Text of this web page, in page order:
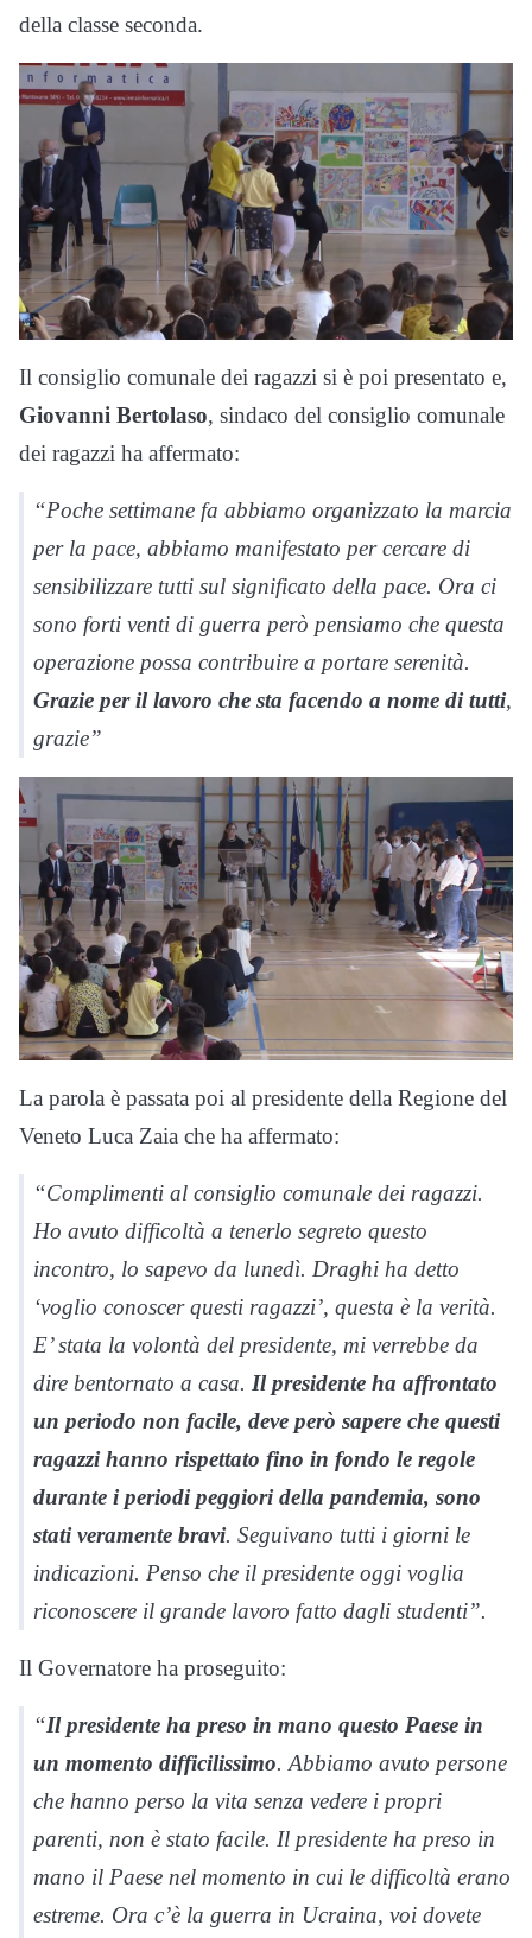
della classe seconda.
Il consiglio comunale dei ragazzi si è poi presentato e,
Giovanni Bertolaso, sindaco del consiglio comunale
dei ragazzi ha affermato:
“Poche settimane fa abbiamo organizzato la marcia
per la pace, abbiamo manifestato per cercare di
sensibilizzare tutti sul significato della pace. Ora ci
sono forti venti di guerra però pensiamo che questa
operazione possa contribuire a portare serenità.
Grazie per il lavoro che sta facendo a nome di tutti,
grazie”
La parola è passata poi al presidente della Regione del
Veneto Luca Zaia che ha affermato:
“Complimenti al consiglio comunale dei ragazzi.
Ho avuto difficoltà a tenerlo segreto questo
incontro, lo sapevo da lunedì. Draghi ha detto
‘voglio conoscer questi ragazzi’, questa è la verità.
E’ stata la volontà del presidente, mi verrebbe da
dire bentornato a casa. Il presidente ha affrontato
un periodo non facile, deve però sapere che questi
ragazzi hanno rispettato fino in fondo le regole
durante i periodi peggiori della pandemia, sono
stati veramente bravi. Seguivano tutti i giorni le
indicazioni. Penso che il presidente oggi voglia
riconoscere il grande lavoro fatto dagli studenti”.
Il Governatore ha proseguito:
“Il presidente ha preso in mano questo Paese in
un momento difficilissimo. Abbiamo avuto persone
che hanno perso la vita senza vedere i propri
parenti, non è stato facile. Il presidente ha preso in
mano il Paese nel momento in cui le difficoltà erano
estreme. Ora c’è la guerra in Ucraina, voi dovete